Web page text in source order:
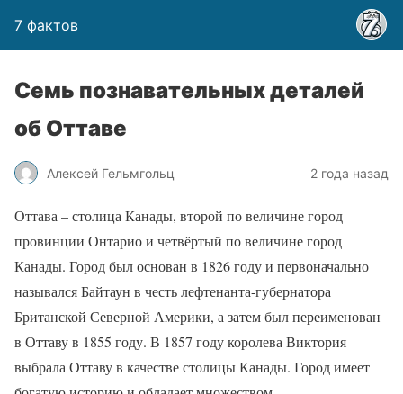
7 фактов
Семь познавательных деталей
об Оттаве
Алексей Гельмгольц 2 года назад
Оттава – столица Канады, второй по величине город
провинции Онтарио и четвёртый по величине город
Канады. Город был основан в 1826 году и первоначально
назывался Байтаун в честь лефтенанта-губернатора
Британской Северной Америки, а затем был переименован
в Оттаву в 1855 году. В 1857 году королева Виктория
выбрала Оттаву в качестве столицы Канады. Город имеет